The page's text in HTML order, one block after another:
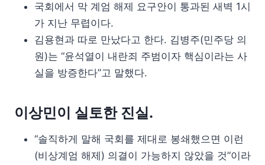
국회에서 막 계엄 해제 요구안이 통과된 새벽 1시
가 지난 무렵이다.
김용현과 따로 만났다고 한다. 김병주(민주당 의
원)는 “윤석열이 내란죄 주범이자 핵심이라는 사
실을 방증한다”고 말했다.
이상민이 실토한 진실.
“솔직하게 말해 국회를 제대로 봉쇄했으면 이런
(비상계엄 해제) 의결이 가능하지 않았을 것”이라